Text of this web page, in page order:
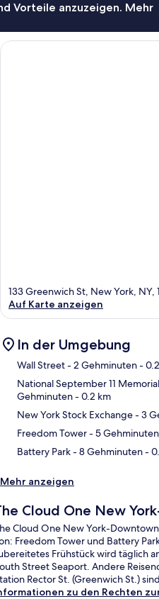
Vorteile anzuzeigen. Mehr
133 Greenwich St, New York, NY,
Auf Karte anzeigen
In der Umgebung
Wall Street- 2 Gehminuten-
National September 11
Gehminuten- 0.2 km
New York Stock Exchange- 3
Freedom Tower- 5 Gehminuten
Battery Park- 8 Gehminuten-
Mehr anzeigen
Cloud One New
Cloud One New York-
Freedom Tower und Battery
Frühstück wird täglich
Street Seaport. Andere
Rector St. (Greenwich St.)
zu den Rechten